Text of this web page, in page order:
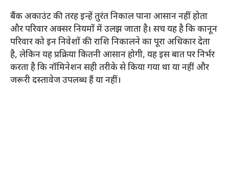
बैंक अकाउंट की तरह इन्हें तुरंत निकाल पाना आसान नहीं होता
और परिवार अक्सर नियमों में उलझ जाता है। सच यह है कि कानून
परिवार को इन निवेशों की राशि निकालने का पूरा अधिकार देता
है, लेकिन यह प्रक्रिया कितनी आसान होगी, यह इस बात पर निर्भर
करता है कि नॉमिनेशन सही तरीके से किया गया था या नहीं और
जरूरी दस्तावेज उपलब्ध हैं या नहीं।